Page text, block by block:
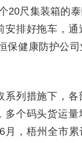
20尺集装箱的泰
安排好拖车，通
保健康防护公
列措施下，各
多个码头货运量
，梧州全市累